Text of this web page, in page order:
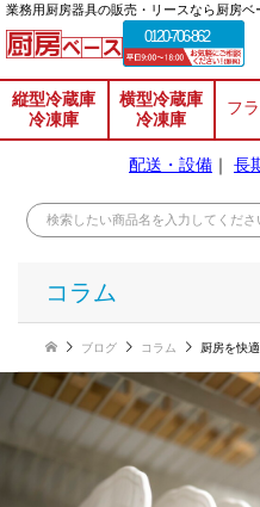
業務⽤厨房器具の販売・リースなら厨房ベ
0120-706-862
縦型冷蔵庫
冷凍庫
横型冷蔵庫
冷凍庫
フ
配送・設備 ｜ 長
コラム
ブログ コラム 厨房を快適に